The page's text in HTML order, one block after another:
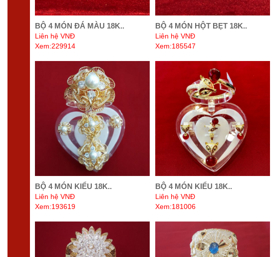
BỘ 4 MÓN ĐÁ MÀU 18K..
Liên hệ VNĐ
Xem:229914
BỘ 4 MÓN HỘT BẸT 18K..
Liên hệ VNĐ
Xem:185547
BỘ 4 MÓN KIỂU 18K..
Liên hệ VNĐ
Xem:193619
BỘ 4 MÓN KIỂU 18K..
Liên hệ VNĐ
Xem:181006